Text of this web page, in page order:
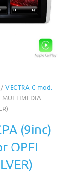
/VECTRA C mod.
MULTIMEDIA
(9inc)
OPEL